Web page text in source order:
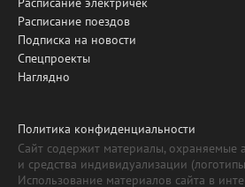
Расписание поездов
Подписка на новости
Спецпроекты
Наглядно
Политика конфиденциальности
Сайт содержит материалы, охраняемые
и средства индивидуализации
Использование материалов сайта в